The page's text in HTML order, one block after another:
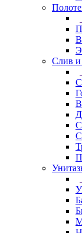
Слив и